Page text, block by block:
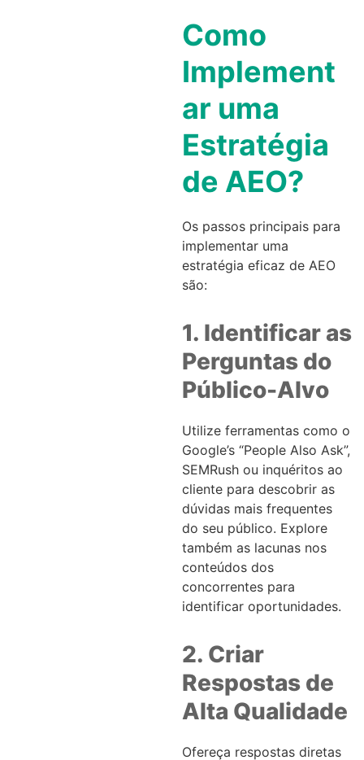
Como
Implement
ar uma
Estratégia
de AEO?
Os passos principais para
implementar uma
estratégia eficaz de AEO
são:
1. Identificar as
Perguntas do
Público-Alvo
Utilize ferramentas como o
Google’s “People Also Ask”,
SEMRush ou inquéritos ao
cliente para descobrir as
dúvidas mais frequentes
do seu público. Explore
também as lacunas nos
conteúdos dos
concorrentes para
identificar oportunidades.
2. Criar
Respostas de
Alta Qualidade
Ofereça respostas diretas